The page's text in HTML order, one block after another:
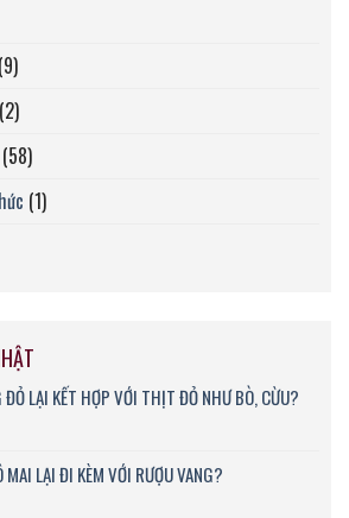
(1)
ĐỎ LẠI KẾT HỢP VỚI THỊT ĐỎ NHƯ BÒ, CỪU?
MAI LẠI ĐI KÈM VỚI RƯỢU VANG?